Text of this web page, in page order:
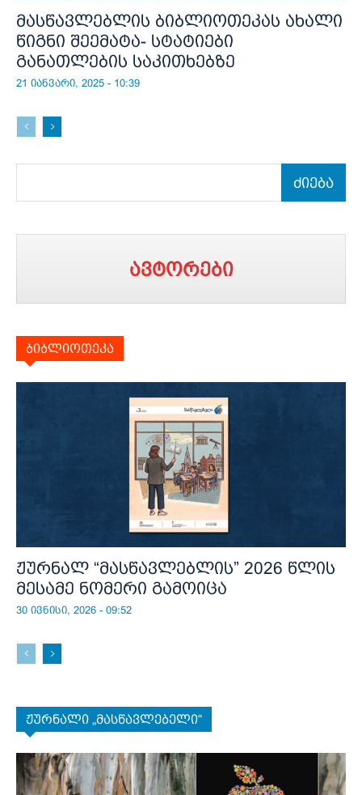
მასწავლებლის ბიბლიოთეკას ახალი
წიგნი შეემატა- სტატიები
განათლების საკითხებზე
21 იანვარი, 2025 - 10:39
ძიება
ავტორები
ბიბლიოთეკა
ჟურნალ “მასწავლებლის” 2026 წლის
მესამე ნომერი გამოიცა
30 ივნისი, 2026 - 09:52
ჟურნალი „მასწავლებელი“